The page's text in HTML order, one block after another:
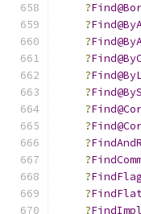
?
?
?
?
?
?
?
?
?
?
?
?
?